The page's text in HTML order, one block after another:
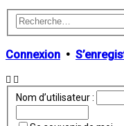
Connexion •
Nom d’utilisateur :